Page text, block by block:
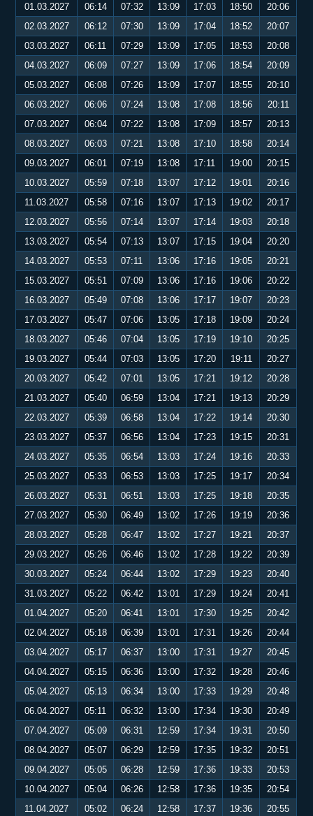
01.03.2027
06:14 07:32 13:09 17:03 18:50
20:06
02.03.2027
06:12 07:30 13:09 17:04 18:52
20:07
03.03.2027
06:11 07:29 13:09 17:05 18:53
20:08
04.03.2027
06:09 07:27 13:09 17:06 18:54
20:09
05.03.2027
06:08 07:26 13:09 17:07 18:55
20:10
06.03.2027
06:06 07:24 13:08 17:08 18:56
20:11
07.03.2027
06:04 07:22 13:08 17:09 18:57
20:13
08.03.2027
06:03 07:21 13:08 17:10 18:58
20:14
09.03.2027
06:01 07:19 13:08 17:11 19:00
20:15
10.03.2027
05:59 07:18 13:07 17:12 19:01
20:16
11.03.2027
05:58 07:16 13:07 17:13 19:02
20:17
12.03.2027
05:56 07:14 13:07 17:14 19:03
20:18
13.03.2027
05:54 07:13 13:07 17:15 19:04
20:20
14.03.2027
05:53 07:11 13:06 17:16 19:05
20:21
15.03.2027
05:51 07:09 13:06 17:16 19:06
20:22
16.03.2027
05:49 07:08 13:06 17:17 19:07
20:23
17.03.2027
05:47 07:06 13:05 17:18 19:09
20:24
18.03.2027
05:46 07:04 13:05 17:19 19:10
20:25
19.03.2027
05:44 07:03 13:05 17:20 19:11
20:27
20.03.2027
05:42 07:01 13:05 17:21 19:12
20:28
21.03.2027
05:40 06:59 13:04 17:21 19:13
20:29
22.03.2027
05:39 06:58 13:04 17:22 19:14
20:30
23.03.2027
05:37 06:56 13:04 17:23 19:15
20:31
24.03.2027
05:35 06:54 13:03 17:24 19:16
20:33
25.03.2027
05:33 06:53 13:03 17:25 19:17
20:34
26.03.2027
05:31 06:51 13:03 17:25 19:18
20:35
27.03.2027
05:30 06:49 13:02 17:26 19:19
20:36
28.03.2027
05:28 06:47 13:02 17:27 19:21
20:37
29.03.2027
05:26 06:46 13:02 17:28 19:22
20:39
30.03.2027
05:24 06:44 13:02 17:29 19:23
20:40
31.03.2027
05:22 06:42 13:01 17:29 19:24
20:41
01.04.2027
05:20 06:41 13:01 17:30 19:25
20:42
02.04.2027
05:18 06:39 13:01 17:31 19:26
20:44
03.04.2027
05:17 06:37 13:00 17:31 19:27
20:45
04.04.2027
05:15 06:36 13:00 17:32 19:28
20:46
05.04.2027
05:13 06:34 13:00 17:33 19:29
20:48
06.04.2027
05:11 06:32 13:00 17:34 19:30
20:49
07.04.2027
05:09 06:31 12:59 17:34 19:31
20:50
08.04.2027
05:07 06:29 12:59 17:35 19:32
20:51
09.04.2027
05:05 06:28 12:59 17:36 19:33
20:53
10.04.2027
05:04 06:26 12:58 17:36 19:35
20:54
11.04.2027
05:02 06:24 12:58 17:37 19:36 20:55